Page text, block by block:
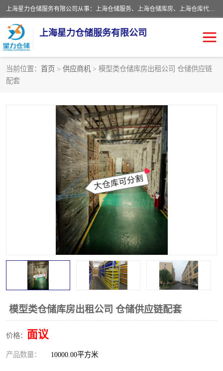
上海星力仓储服务有限公司从事：上海仓储服务、上海仓储库房、上海仓库代运营、上海仓库对外出租、上海仓库外包、上海三方仓储、上海电商仓储代发、上海电商代发货仓库、上海托管仓库、上海仓储配送。上海星力仓储服务有限公司现在拥有100个分仓、10万余平方的标准库房，精炼员工几百名，与几千家客户合作，公司已跻身上海仓储行业前列。欢迎来电咨询！
上海星力仓储服务有限公司
当前位置： 首页 > 供应商机 > 模型类仓储库房出租公司 仓储供应链
配套
模型类仓储库房出租公司 仓储供应链配套
价格： 面议
产品数量： 10000.00平方米
上海仓库对外出租
上海仓储配送 上海仓库外包
上海仓库代运营 上海托管仓库
上海第三方仓储 上海仓储服务
上海电商代发货仓库
上海托管仓库